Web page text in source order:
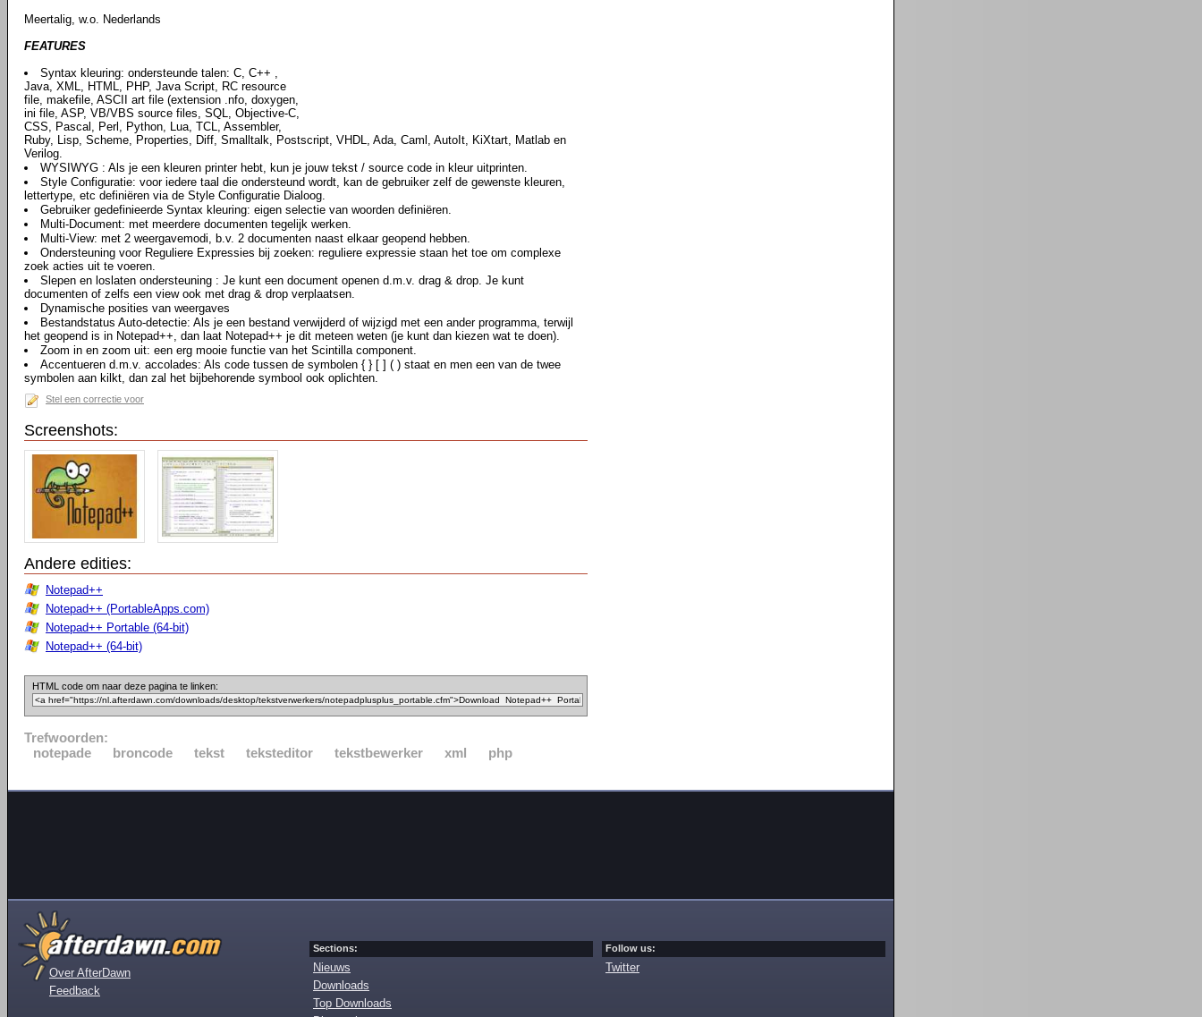
Meertalig, w.o. Nederlands
FEATURES
Syntax kleuring: ondersteunde talen: C, C++ ,
Java, XML, HTML, PHP, Java Script, RC resource
file, makefile, ASCII art file (extension .nfo, doxygen,
ini file, ASP, VB/VBS source files, SQL, Objective-C,
CSS, Pascal, Perl, Python, Lua, TCL, Assembler,
Ruby, Lisp, Scheme, Properties, Diff, Smalltalk, Postscript, VHDL, Ada, Caml, AutoIt, KiXtart, Matlab en
Verilog.
WYSIWYG : Als je een kleuren printer hebt, kun je jouw tekst / source code in kleur uitprinten.
Style Configuratie: voor iedere taal die ondersteund wordt, kan de gebruiker zelf de gewenste kleuren,
lettertype, etc definiëren via de Style Configuratie Dialoog.
Gebruiker gedefinieerde Syntax kleuring: eigen selectie van woorden definiëren.
Multi-Document: met meerdere documenten tegelijk werken.
Multi-View: met 2 weergavemodi, b.v. 2 documenten naast elkaar geopend hebben.
Ondersteuning voor Reguliere Expressies bij zoeken: reguliere expressie staan het toe om complexe
zoek acties uit te voeren.
Slepen en loslaten ondersteuning : Je kunt een document openen d.m.v. drag & drop. Je kunt
documenten of zelfs een view ook met drag & drop verplaatsen.
Dynamische posities van weergaves
Bestandstatus Auto-detectie: Als je een bestand verwijderd of wijzigd met een ander programma, terwijl
het geopend is in Notepad++, dan laat Notepad++ je dit meteen weten (je kunt dan kiezen wat te doen).
Zoom in en zoom uit: een erg mooie functie van het Scintilla component.
Accentueren d.m.v. accolades: Als code tussen de symbolen { } [ ] ( ) staat en men een van de twee
symbolen aan kilkt, dan zal het bijbehorende symbool ook oplichten.
Stel een correctie voor
Screenshots:
Andere edities:
Notepad++
Notepad++ (PortableApps.com)
Notepad++ Portable (64-bit)
Notepad++ (64-bit)
HTML code om naar deze pagina te linken:
Trefwoorden:
notepade
broncode tekst teksteditor tekstbewerker xml php
Over AfterDawn
Feedback
Sections:
Nieuws
Downloads
Top Downloads
Follow us:
Twitter